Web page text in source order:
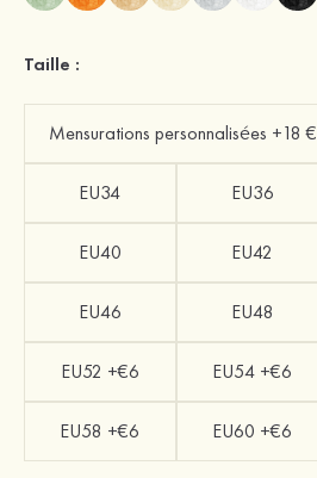
Taille :
Mensurations personnalisées +18 €
EU34 EU36
EU40 EU42
EU46 EU48
EU52 +€6 EU54 +€6
EU58 +€6 EU60 +€6